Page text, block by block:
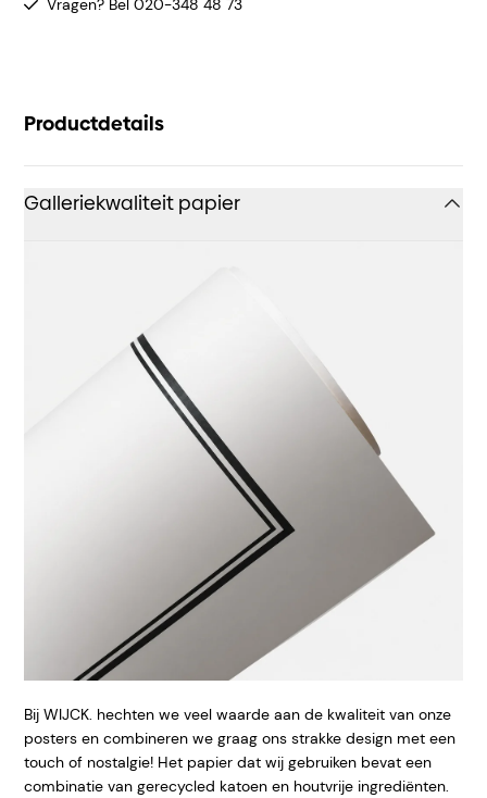
Vragen? Bel 020-348 48 73
Productdetails
Galleriekwaliteit papier
Bij WIJCK. hechten we veel waarde aan de kwaliteit van onze
posters en combineren we graag ons strakke design met een
touch of nostalgie! Het papier dat wij gebruiken bevat een
combinatie van gerecycled katoen en houtvrije ingrediënten.